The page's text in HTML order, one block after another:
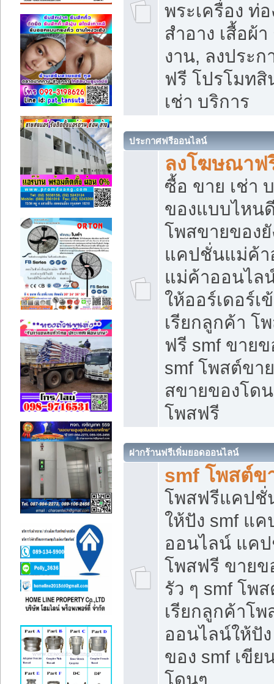
พระเครื่อง ท่อ
สำอาง เสื้อผ้
งาน, ลงประ
ฟรี โปรโมท
เช่า บริการ
ประกาศฟรีออนไลน์
ลงโฆษณาฟ
ซื้อ ขาย เช่า
ของแบบไหน
โพสขายของยั
แคปชั่นแม่ค้
แม่ค้าออนไล
ให้ออร์เดอร์เ
เรียกลูกค้า โ
ฟรี smf ขาย
smf โพสต์ขา
สขายของโด
โพสฟรี
ฝากร้านฟรีเพิ่มยอดออนไลน์
smf โพสต์ข
โพสฟรีแคปชั่
ให้ปัง smf แ
ออนไลน์ แค
โพสฟรี ขายข
รัว ๆ smf โพ
เรียกลูกค้าโ
ออนไลน์ให้ปั
ของ smf เขี
โดนๆ